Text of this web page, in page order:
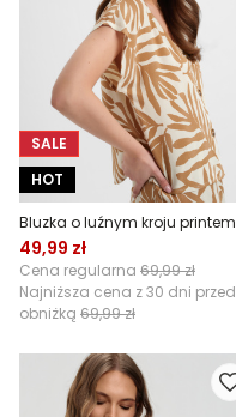
SALE
HOT
Bluzka o luźnym kroju printem
49,99 zł
Cena regularna 69,99 zł
Najniższa cena z 30 dni przed
obniżką 69,99 zł